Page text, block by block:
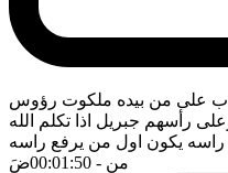
على من بيده ملكوت رؤوس
رأسهم جبريل اذا تكلم الله
راسه يكون اول من يرفع راسه
من - 00:01:50 ضَ